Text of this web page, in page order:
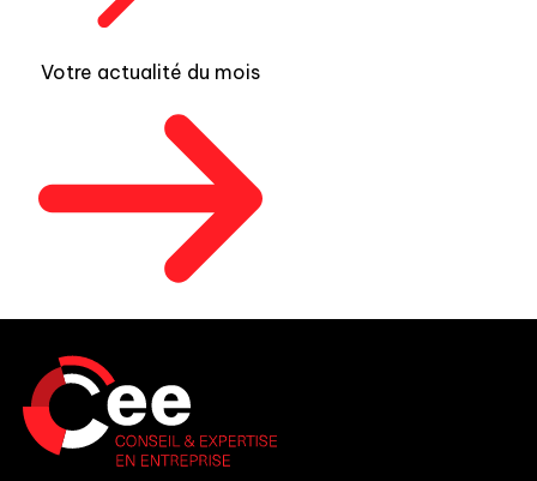
Votre actualité du mois